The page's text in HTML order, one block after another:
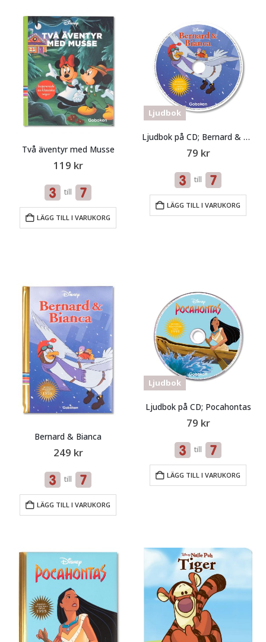
Två äventyr med Musse
119 kr
till
LÄGG TILL I VARUKORG
Ljudbok
Ljudbok på CD; Bernard & Bianka
79 kr
till
LÄGG TILL I VARUKORG
Bernard & Bianca
249 kr
till
LÄGG TILL I VARUKORG
Ljudbok
Ljudbok på CD; Pocahontas
79 kr
till
LÄGG TILL I VARUKORG